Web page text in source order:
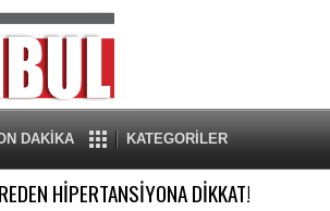
DAKİKA KATEGORİLER
HİPERTANSİYONA DİKKAT!